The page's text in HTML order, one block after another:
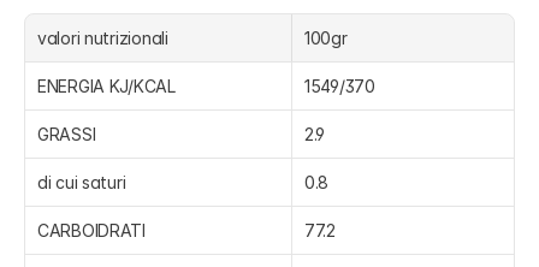
valori nutrizionali 100gr
ENERGIA KJ/KCAL 1549/370
GRASSI 2.9
di cui saturi 0.8
CARBOIDRATI 77.2